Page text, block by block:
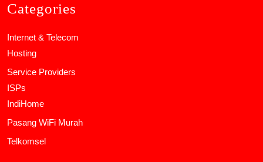
Categories
Internet & Telecom
Hosting
Service Providers
ISPs
IndiHome
Pasang WiFi Murah
Telkomsel